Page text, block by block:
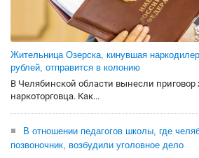
Жительница Озерска, кинувшая
рублей, отправится в колонию
В Челябинской области вынесли
наркоторговца. Как...
В отношении педагогов школы, где
позвоночник, возбудили уголовное дело